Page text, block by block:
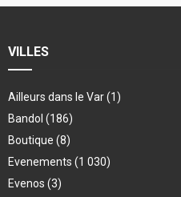
VILLES
Ailleurs dans le Var(1)
Bandol (186)
Boutique (8)
Evenements (1 030)
Evenos (3)